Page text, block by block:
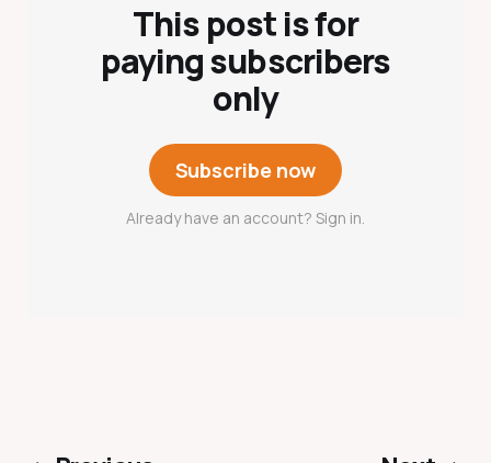
This post is for
paying subscribers
only
Subscribe now
Already have an account? Sign in.